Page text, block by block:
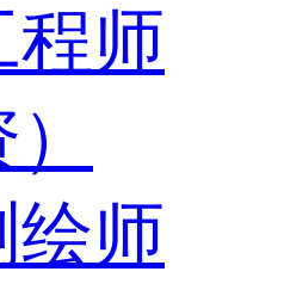
程师
绘师